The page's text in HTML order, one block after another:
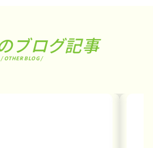
ブログ記事
/ OTHER BLOG /